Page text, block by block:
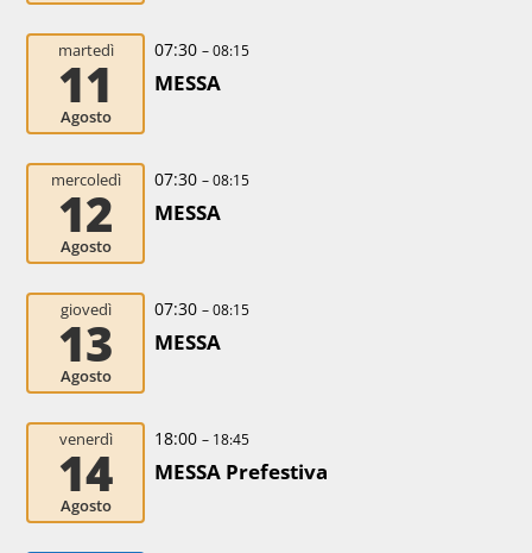
martedì
11
Agosto
07:30 – 08:15
MESSA
mercoledì
12
Agosto
07:30 – 08:15
MESSA
giovedì
13
Agosto
07:30 – 08:15
MESSA
venerdì
14
Agosto
18:00 – 18:45
MESSA Prefestiva